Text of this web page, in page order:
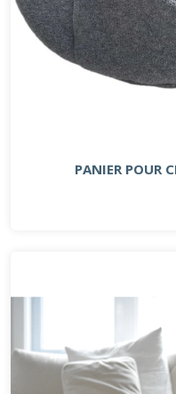
PANIER POUR